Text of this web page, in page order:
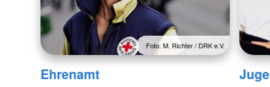
Foto: M. Richter / DRK e.V.
Ehrenamt